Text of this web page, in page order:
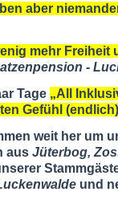
aber
mehr Freiheit
-
Tage „All
Gefühl
weit her um
aus Jüterbog,
und